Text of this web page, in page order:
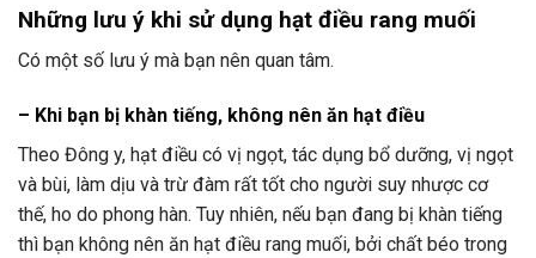
Những lưu ý khi sử dụng hạt điều rang muối
Có một số lưu ý mà bạn nên quan tâm.
– Khi bạn bị khàn tiếng, không nên ăn hạt điều
Theo Đông y, hạt điều có vị ngọt, tác dụng bổ dưỡng, vị ngọt
và bùi, làm dịu và trừ đàm rất tốt cho người suy nhược cơ
thế, ho do phong hàn. Tuy nhiên, nếu bạn đang bị khàn tiếng
thì bạn không nên ăn hạt điều rang muối, bởi chất béo trong